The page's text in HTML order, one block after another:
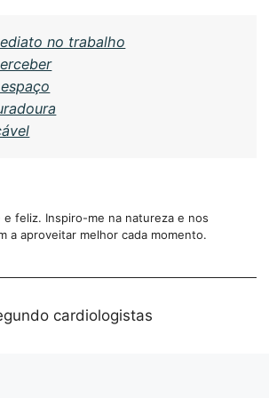
no trabalho
feliz. Inspiro-me na natureza e nos
a aproveitar melhor cada momento.
cardiologistas